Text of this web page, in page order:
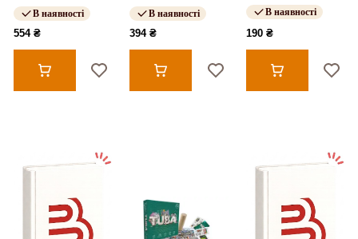
розвиваюча
українською мовою
(30245)
В наявності
554 ₴
28-8,2-8,2 см
В наявності
394 ₴
В наявності
190 ₴